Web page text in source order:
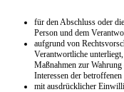
für den Abschluss oder
Person und dem
aufgrund von
Verantwortliche
Maßnahmen zur
Interessen der
mit ausdrücklicher